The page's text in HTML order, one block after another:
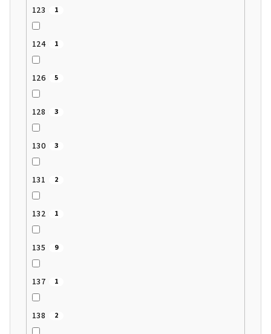
123 1
124 1
126 5
128 3
130 3
131 2
132 1
135 9
137 1
138 2